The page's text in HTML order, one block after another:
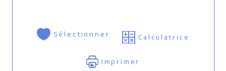
Sélectionner
Calculatrice
Imprimer